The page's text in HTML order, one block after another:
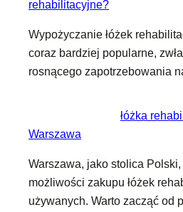
rehabilitacyjne?
Wypożyczanie łóżek
coraz bardziej popularne,
rosnącego zapotrzebowania
łóżka
Warszawa
Warszawa, jako stolica
możliwości zakupu łóżek
używanych. Warto zacząć od